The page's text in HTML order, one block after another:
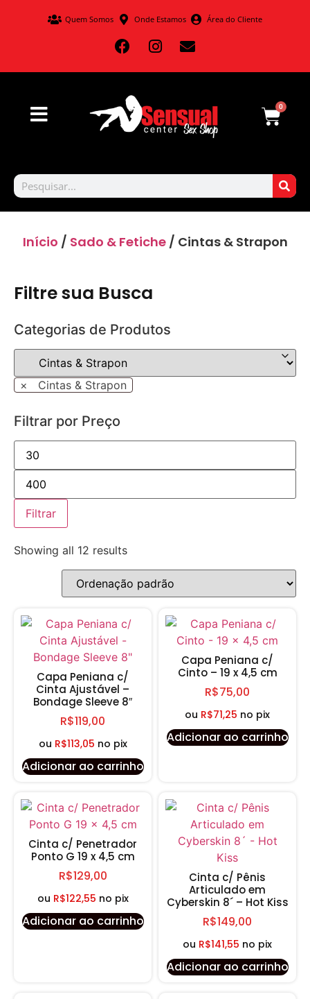
Quem Somos Onde Estamos Área do Cliente
0
Início / Sado & Fetiche/ Cintas & Strapon
Filtre sua Busca
Categorias de Produtos
× Cintas & Strapon
Filtrar por Preço
Filtrar
Showing all 12 results
Capa Peniana c/
Cinta Ajustável –
Bondage Sleeve 8″
R$119,00
ou R$113,05 no pix
Adicionar ao carrinho
Capa Peniana c/
Cinto – 19 x 4,5 cm
R$75,00
ou R$71,25 no pix
Adicionar ao carrinho
Cinta c/ Penetrador
Ponto G 19 x 4,5 cm
R$129,00
ou R$122,55 no pix
Adicionar ao carrinho
Cinta c/ Pênis
Articulado em
Cyberskin 8´ – Hot Kiss
R$149,00
ou R$141,55 no pix
Adicionar ao carrinho